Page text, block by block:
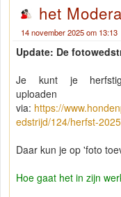
het
14 november 2025 om 13:13
Update: De
Je kunt je
uploaden
via: https://
edstrijd/124/herfst-
Daar kun je op 'foto
Hoe gaat het in zijn